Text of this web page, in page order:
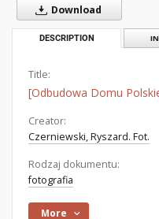
Download
DESCRIPTION
Title:
[Odbudowa Domu
Creator:
Czerniewski, Ryszard. Fot.
Rodzaj dokumentu:
fotografia
More